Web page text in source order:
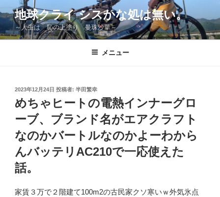
ン
テ
ン
地球クライ シスかな処は無い。
～人生は 恥の上塗り 曼珠沙華～
メニュー
投
日:
2023年12月24日 投稿者: 半田繁幸
めちゃヒートの電熱インナーグロ
ーブ、ブランド名がエアクラフト
なのかバートルなのかよーわから
んバッテリAC210で一応使えた
話。
家賃３万で２階建て100m2の古民家クソ寒いｗ外気氷点